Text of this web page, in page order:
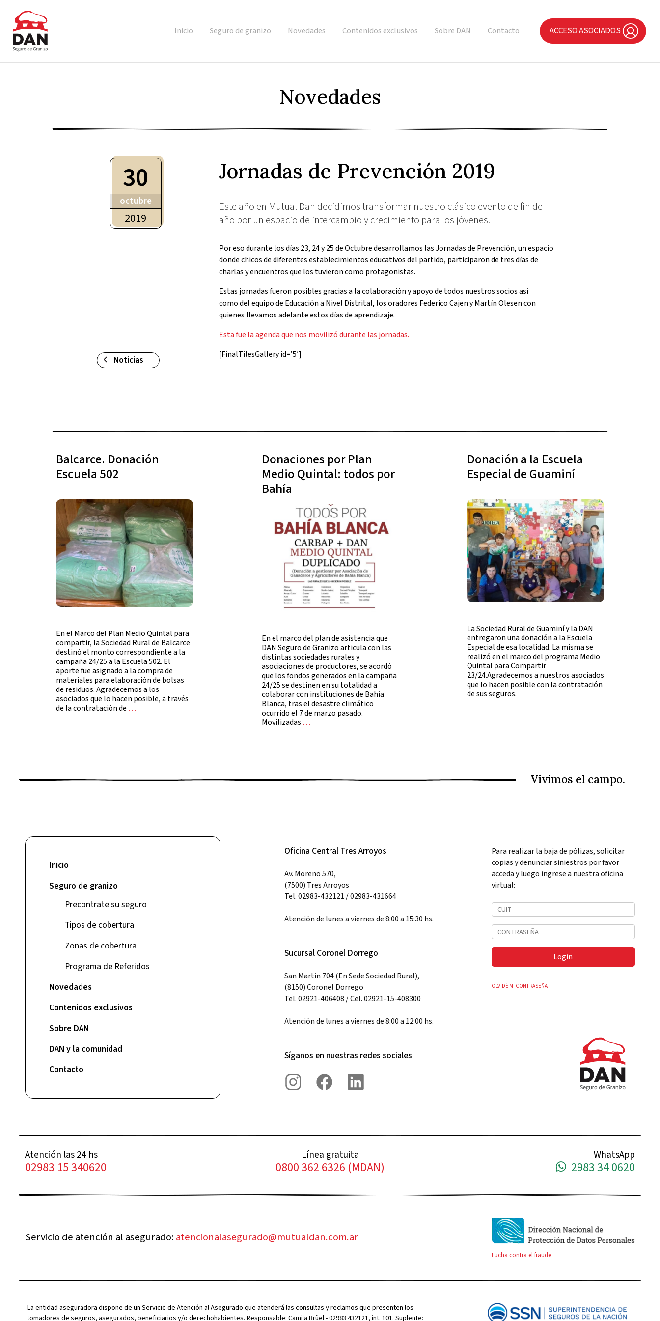
Inicio Seguro de granizo Novedades Contenidos exclusivos Sobre DAN Contacto ACCESO ASOCIADOS
Novedades
30
octubre
2019
Noticias
Jornadas de Prevención 2019
Este año en Mutual Dan decidimos transformar nuestro clásico evento de fin de
año por un espacio de intercambio y crecimiento para los jóvenes.
Por eso durante los días 23, 24 y 25 de Octubre desarrollamos las Jornadas de Prevención, un espacio
donde chicos de diferentes establecimientos educativos del partido, participaron de tres días de
charlas y encuentros que los tuvieron como protagonistas.
Estas jornadas fueron posibles gracias a la colaboración y apoyo de todos nuestros socios así
como del equipo de Educación a Nivel Distrital, los oradores Federico Cajen y Martín Olesen con
quienes llevamos adelante estos días de aprendizaje.
Esta fue la agenda que nos movilizó durante las jornadas.
[FinalTilesGallery id=’5′]
Balcarce. Donación
Escuela 502
En el Marco del Plan Medio Quintal para
compartir, la Sociedad Rural de Balcarce
destinó el monto correspondiente a la
campaña 24/25 a la Escuela 502. El
aporte fue asignado a la compra de
materiales para elaboración de bolsas
de residuos. Agradecemos a los
asociados que lo hacen posible, a través
de la contratación de …
Donaciones por Plan
Medio Quintal: todos por
Bahía
En el marco del plan de asistencia que
DAN Seguro de Granizo articula con las
distintas sociedades rurales y
asociaciones de productores, se acordó
que los fondos generados en la campaña
24/25 se destinen en su totalidad a
colaborar con instituciones de Bahía
Blanca, tras el desastre climático
ocurrido el 7 de marzo pasado.
Movilizadas …
Donación a la Escuela
Especial de Guaminí
La Sociedad Rural de Guaminí y la DAN
entregaron una donación a la Escuela
Especial de esa localidad. La misma se
realizó en el marco del programa Medio
Quintal para Compartir
23/24.Agradecemos a nuestros asociados
que lo hacen posible con la contratación
de sus seguros.
Inicio
Seguro de granizo
Precontrate su seguro
Tipos de cobertura
Zonas de cobertura
Programa de Referidos
Novedades
Contenidos exclusivos
Sobre DAN
DAN y la comunidad
Contacto
Oficina Central Tres Arroyos
Av. Moreno 570,
(7500) Tres Arroyos
Tel. 02983-432121 / 02983-431664
Atención de lunes a viernes de 8:00 a 15:30 hs.
Sucursal Coronel Dorrego
San Martín 704 (En Sede Sociedad Rural),
(8150) Coronel Dorrego
Tel. 02921-406408 / Cel. 02921-15-408300
Atención de lunes a viernes de 8:00 a 12:00 hs.
Síganos en nuestras redes sociales
Para realizar la baja de pólizas, solicitar
copias y denunciar siniestros por favor
acceda y luego ingrese a nuestra oficina
virtual:
Login
OLVIDÉ MI CONTRASEÑA
Atención las 24 hs
02983 15 340620
Línea gratuita
0800 362 6326 (MDAN)
WhatsApp
2983 34 0620
Servicio de atención al asegurado: atencionalasegurado@mutualdan.com.ar
Lucha contra el fraude
La entidad aseguradora dispone de un Servicio de Atención al Asegurado que atenderá las consultas y reclamos que presenten los
tomadores de seguros, asegurados, beneficiarios y/o derechohabientes. Responsable: Camila Brüel - 02983 432121, int. 101. Suplente: